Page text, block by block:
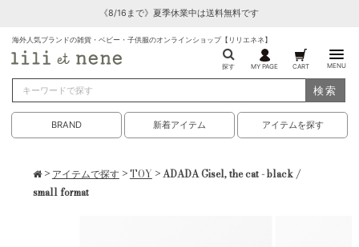
《8/16まで》夏季休業中は送料無料です
海外人気ブランドの雑貨・ベビー・子供服のオンラインショップ【リリエネネ】
探す MY PAGE CART MENU
検索
BRAND 新着アイテム アイテムを探す
> アイテムで探す>TOY > ADADA Gisel, the cat - black /
small format